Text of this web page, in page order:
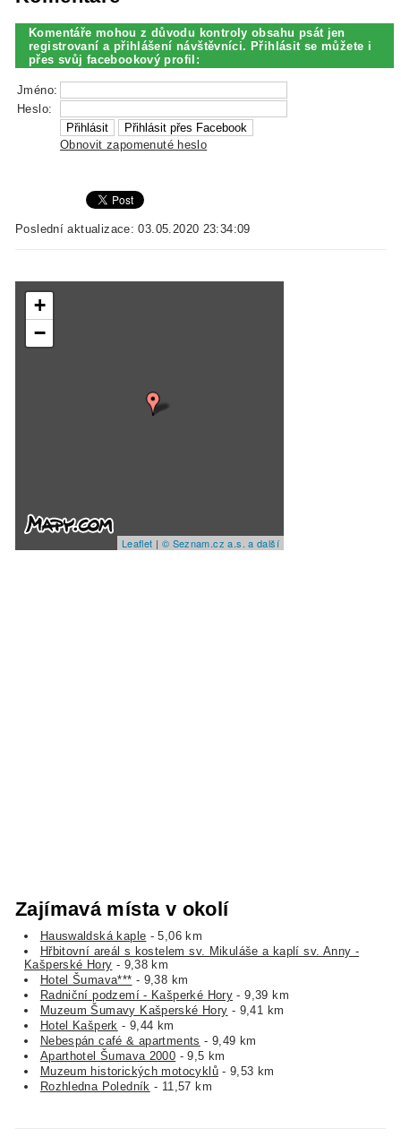
Komentáře mohou z důvodu kontroly obsahu psát jen
registrovaní a přihlášení návštěvníci. Přihlásit se můžete i
přes svůj facebookový profil:
Jméno:
Heslo:
Obnovit zapomenuté heslo
Poslední aktualizace: 03.05.2020 23:34:09
+
−
Leaflet | © Seznam.cz a.s. a další
Zajímavá místa v okolí
Hauswaldská kaple - 5,06 km
Hřbitovní areál s kostelem sv. Mikuláše a kaplí sv. Anny -
Kašperské Hory - 9,38 km
Hotel Šumava*** - 9,38 km
Radniční podzemí - Kašperké Hory - 9,39 km
Muzeum Šumavy Kašperské Hory - 9,41 km
Hotel Kašperk - 9,44 km
Nebespán café & apartments - 9,49 km
Aparthotel Šumava 2000 - 9,5 km
Muzeum historických motocyklů- 9,53 km
Rozhledna Poledník - 11,57 km